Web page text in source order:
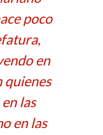
poco
en
quienes
las
en las